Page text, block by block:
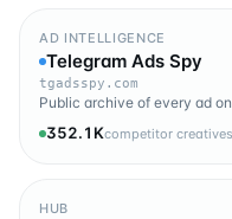
AD INTELLIGENCE
Telegram Ads Spy
tgadsspy.com
Public archive of every ad
352.1Kcompetitor creatives
HUB